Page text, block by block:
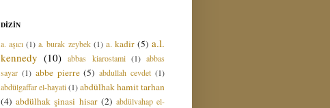
DİZİN
a. aşıcı (1) a. burak zeybek (1) a. kadir (5) a.l.
kennedy (10) abbas kiarostami (1) abbas
sayar (1) abbe pierre (5) abdullah cevdet (1)
abdülgaffar el-hayati(1)abdülhak hamit tarhan
(4) abdülhak şinasi hisar (2) abdülvahap el-